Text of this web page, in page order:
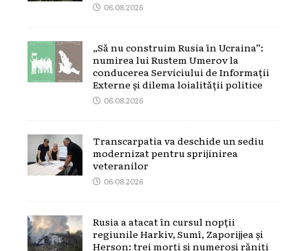
06.08.2026
„Să nu construim Rusia în Ucraina”:
numirea lui Rustem Umerov la
conducerea Serviciului de Informații
Externe și dilema loialității politice
06.08.2026
Transcarpatia va deschide un sediu
modernizat pentru sprijinirea
veteranilor
06.08.2026
Rusia a atacat în cursul nopții
regiunile Harkiv, Sumî, Zaporijjea și
Herson: trei morți și numeroși răniți